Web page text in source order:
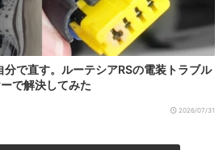
で直す。ルーテシアRSの電装トラブル
で解決してみた
2026/07/31